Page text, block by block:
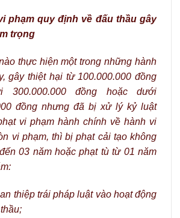
phạm quy định về đấu thầu gây
trọng
thực hiện một trong những hành
gây thiệt hại từ 100.000.000 đồng
300.000.000 đồng hoặc dưới
đồng nhưng đã bị xử lý kỷ luật
vi phạm hành chính về hành vi
vi phạm, thì bị phạt cải tạo không
03 năm hoặc phạt tù từ 01 năm
thiệp trái pháp luật vào hoạt động